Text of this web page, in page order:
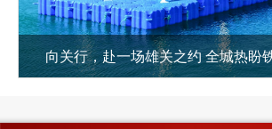
向关行，赴一场雄关之约 全城热盼